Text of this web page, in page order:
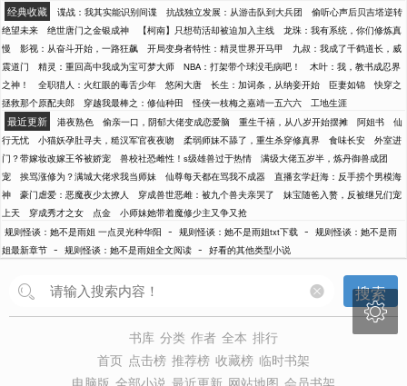
经典收藏 谍战：我其实能识别间谍 抗战独立发展：从游击队到大兵团
偷听心声后贝吉塔逆转
绝望未来
绝世唐门之金银成神 【柯南】只想苟活却被迫加入主线
龙珠：我有系统，你们修炼真
慢
影视：从奋斗开始，一路狂飙 开局变身者特性：精灵世界开马甲
九叔：我成了千鹤道长，威
震道门
精灵：重回高中我成为宝可梦大师 NBA：打架带个球没毛病吧！
木叶：我，教书成忍界
之神！
全职猎人：火红眼的毒舌少年 悠闲大唐 长生：加词条，从纳妾开始 臣妻如锦
快穿之
拯救那个原配夫郎
穿越我最棒之：修仙种田 怪侠一枝梅之嘉靖一五六六 工地生涯
最近更新 港夜熟色 偷亲一口，阴郁大佬变成恋爱脑 重生千禧，从八岁开始摆摊 阿姐书
仙
行无忧
小猫妖孕肚寻夫，糙汉军官夜夜吻 柔弱师妹不舔了，重生杀穿修真界 食味长安
外室进
门？带嫁妆改嫁王爷被娇宠
兽校社恐雌性！s级雄兽过于热情
满级大佬五岁半，炼丹御兽成团
宠
挨骂涨修为？满城大佬求我当师妹 仙尊每天都在骂我不成器
直播玄学赶海：反手捞个男模海
神
豪门虐爱：恶魔夜少太撩人 穿成兽世恶雌：被九个兽夫亲哭了
妹宝随爸入赘，反被继兄们宠
上天
穿成秀才之女 点金
小师妹她带着魔修少主又争又抢
规则怪谈：她不是雨姐 一点灵光种华阳 - 规则怪谈：她不是雨姐txt下载 - 规则怪谈：她不是雨
姐最新章节 - 规则怪谈：她不是雨姐全文阅读 - 好看的其他类型小说
搜索
书库 分类 作者 全本 排行
首页 点击榜 推荐榜 收藏榜 临时书架
电脑版 全部小说 最近更新 网站地图 会员书架
